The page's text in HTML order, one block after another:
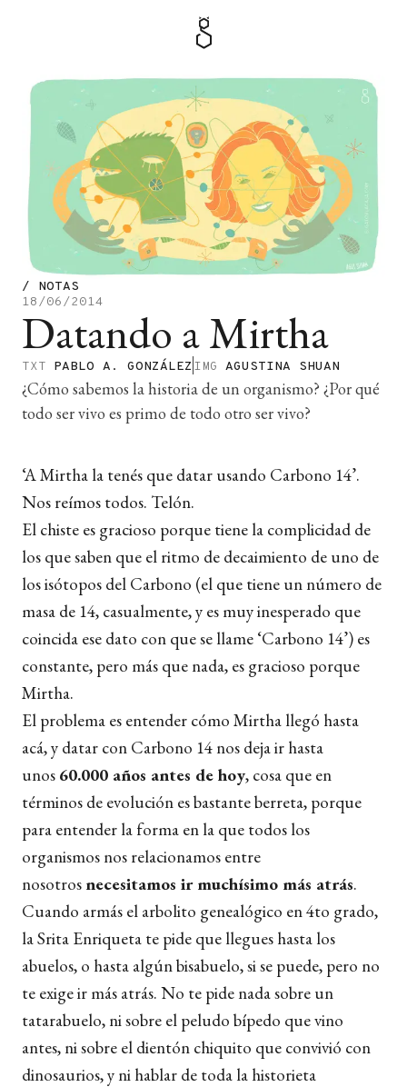
/ NOTAS
18/06/2014
Datando a Mirtha
TXT PABLO A. GONZÁLEZ IMG AGUSTINA SHUAN
¿Cómo sabemos la historia de un organismo? ¿Por qué
todo ser vivo es primo de todo otro ser vivo?
‘A Mirtha la tenés que datar usando Carbono 14’.
Nos reímos todos. Telón.
El chiste es gracioso porque tiene la complicidad de
los que saben que el ritmo de decaimiento de uno de
los isótopos del Carbono (el que tiene un número de
masa de 14, casualmente, y es muy inesperado que
coincida ese dato con que se llame ‘Carbono 14’) es
constante, pero más que nada, es gracioso porque
Mirtha.
El problema es entender cómo Mirtha llegó hasta
acá, y datar con Carbono 14 nos deja ir hasta
unos 60.000 años antes de hoy, cosa que en
términos de evolución es bastante berreta, porque
para entender la forma en la que todos los
organismos nos relacionamos entre
nosotros necesitamos ir muchísimo más atrás.
Cuando armás el arbolito genealógico en 4to grado,
la Srita Enriqueta te pide que llegues hasta los
abuelos, o hasta algún bisabuelo, si se puede, pero no
te exige ir más atrás. No te pide nada sobre un
tatarabuelo, ni sobre el peludo bípedo que vino
antes, ni sobre el dientón chiquito que convivió con
dinosaurios, y ni hablar de toda la historieta